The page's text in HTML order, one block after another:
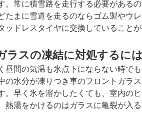
。常に積雪路を走行する必要がある
たまに雪道を走るのならゴム製やウ
ッドレスタイヤに交換していることが
ラスの凍結に対処するに
昼間の気温も氷点下にならない時で
の水分が凍りつき車のフロントガラ
。早く氷を溶かしたくても、室内の
熱湯をかけるのはガラスに亀裂が入